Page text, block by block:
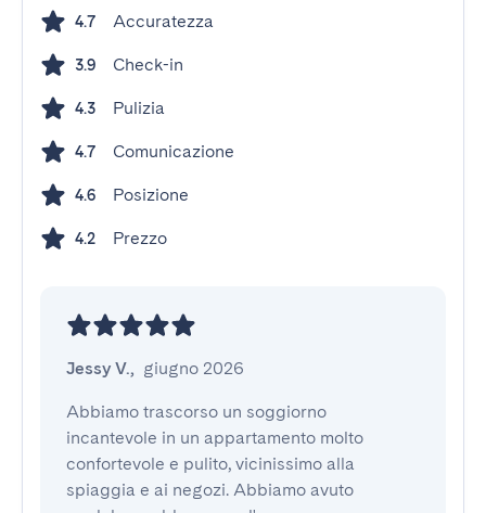
4.7 Accuratezza
3.9 Check-in
4.3 Pulizia
4.7 Comunicazione
4.6 Posizione
4.2 Prezzo
Jessy V., giugno 2026
Abbiamo trascorso un soggiorno
incantevole in un appartamento molto
confortevole e pulito, vicinissimo alla
spiaggia e ai negozi. Abbiamo avuto